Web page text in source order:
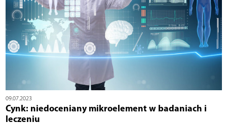
09.07.2023
Cynk: niedoceniany mikroelement w badaniach i
leczeniu